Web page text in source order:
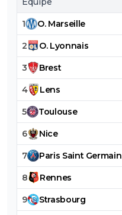
1 O. Marseille
2 O. Lyonnais
3 Brest
4 Lens
5 Toulouse
6 Nice
7 Paris Saint Germain
8 Rennes
9 Strasbourg